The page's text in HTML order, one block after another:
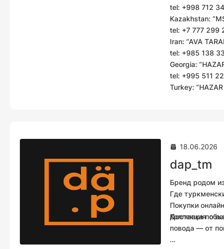
tel: +998 712
Kazakhstan:
tel: +7 777 299
Iran: “AVA
tel: +985 138
Georgia:
tel: +995 511
Turkey:
18.06.2026
dap_tm
Бренд родом
Где
Покупки
Доставка по
Коллекция
повода — от